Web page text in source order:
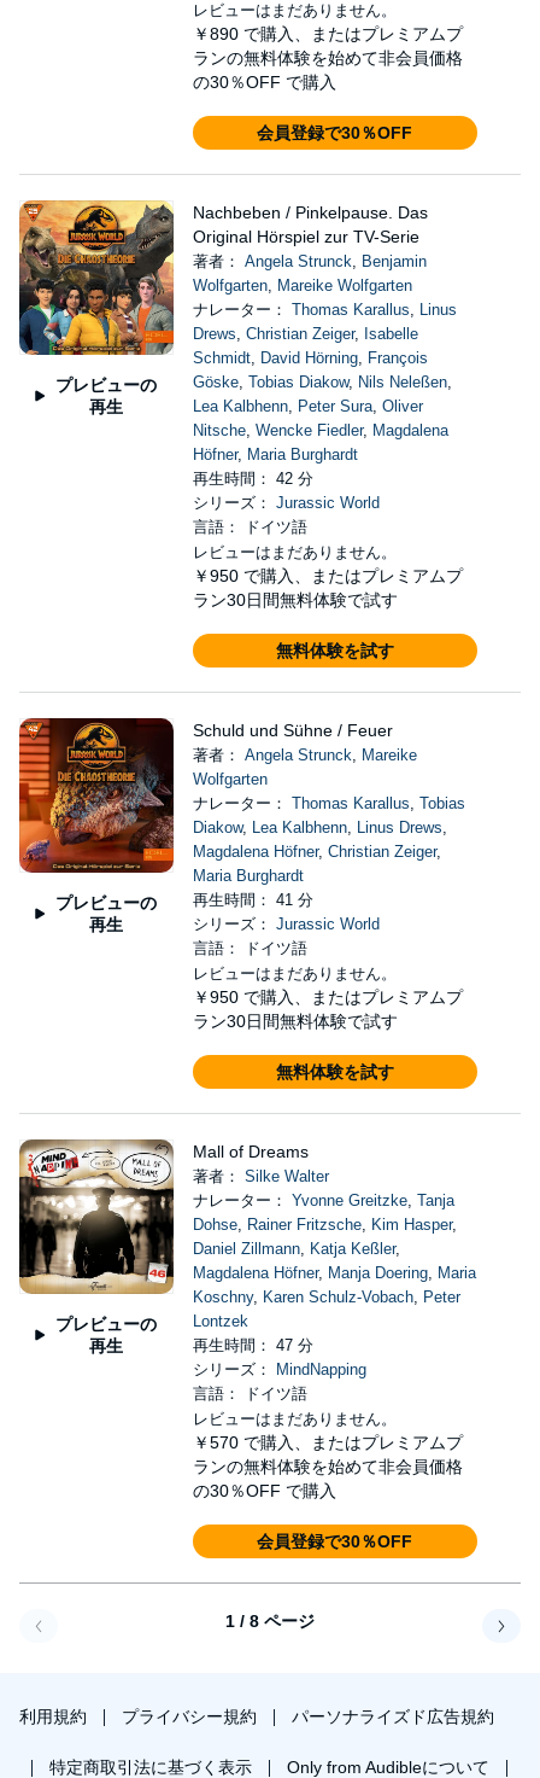
レビューはまだありません。
￥890 で購入、またはプレミアムプ
ランの無料体験を始めて非会員価格
の30％OFF で購入
会員登録で30％OFF
プレビューの
再生
Nachbeben / Pinkelpause. Das
Original Hörspiel zur TV-Serie
著者： Angela Strunck, Benjamin
Wolfgarten, Mareike Wolfgarten
ナレーター： Thomas Karallus, Linus
Drews, Christian Zeiger, Isabelle
Schmidt, David Hörning, François
Göske, Tobias Diakow, Nils Neleßen,
Lea Kalbhenn, Peter Sura, Oliver
Nitsche, Wencke Fiedler, Magdalena
Höfner, Maria Burghardt
再生時間： 42 分
シリーズ： Jurassic World
言語： ドイツ語
レビューはまだありません。
￥950 で購入、またはプレミアムプ
ラン30日間無料体験で試す
無料体験を試す
プレビューの
再生
Schuld und Sühne / Feuer
著者： Angela Strunck, Mareike
Wolfgarten
ナレーター： Thomas Karallus, Tobias
Diakow, Lea Kalbhenn, Linus Drews,
Magdalena Höfner, Christian Zeiger,
Maria Burghardt
再生時間： 41 分
シリーズ： Jurassic World
言語： ドイツ語
レビューはまだありません。
￥950 で購入、またはプレミアムプ
ラン30日間無料体験で試す
無料体験を試す
プレビューの
再生
Mall of Dreams
著者： Silke Walter
ナレーター： Yvonne Greitzke, Tanja
Dohse, Rainer Fritzsche, Kim Hasper,
Daniel Zillmann, Katja Keßler,
Magdalena Höfner, Manja Doering, Maria
Koschny, Karen Schulz-Vobach, Peter
Lontzek
再生時間： 47 分
シリーズ：
MindNapping
言語： ドイツ語
レビューはまだありません。
￥570 で購入、またはプレミアムプ
ランの無料体験を始めて非会員価格
の30％OFF で購入
会員登録で30％OFF
1 / 8 ページ
利用規約 プライバシー規約 パーソナライズド広告規約
特定商取引法に基づく表示 Only from Audibleについて